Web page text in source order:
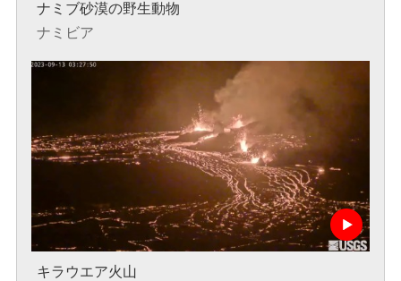
ナミブ砂漠の野生動物
ナミビア
キラウエア火山